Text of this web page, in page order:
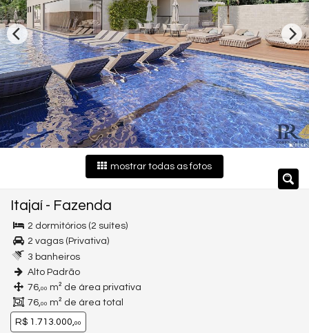
mostrar todas as fotos
Itajaí - Fazenda
2 dormitórios (2 suítes)
2 vagas (Privativa)
3 banheiros
Alto Padrão
76,00 m² de área privativa
76,00 m² de área total
R$ 1.713.000,00